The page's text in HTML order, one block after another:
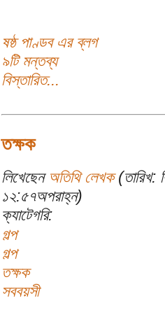
ষষ্ঠ পাণ্ডব এর ব্লগ
৯টি মন্তব্য
বিস্তারিত...
তক্ষক
লিখেছেন অতিথি লেখক(তারিখ:
১২:৫৭অপরাহ্ন)
ক্যাটেগরি:
গল্প
গল্প
তক্ষক
সববয়সী